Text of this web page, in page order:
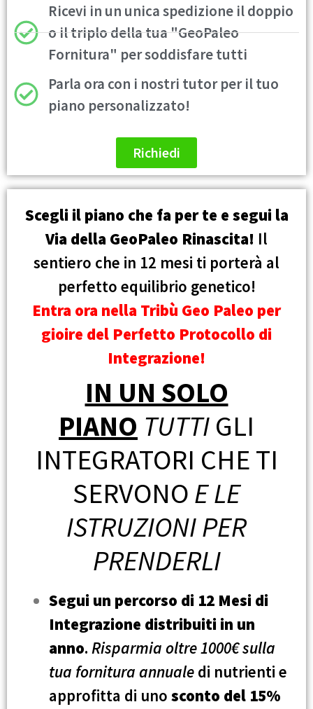
Ricevi in un unica spedizione il doppio
o il triplo della tua "GeoPaleo
Fornitura" per soddisfare tutti
Parla ora con i nostri tutor per il tuo
piano personalizzato!
Richiedi
Scegli il piano che fa per te e segui la
Via della GeoPaleo Rinascita! Il
sentiero che in 12 mesi ti porterà al
perfetto equilibrio genetico!
Entra ora nella Tribù Geo Paleo per
gioire del Perfetto Protocollo di
Integrazione!
IN UN SOLO
PIANO TUTTI GLI
INTEGRATORI CHE TI
SERVONO E LE
ISTRUZIONI PER
PRENDERLI
Segui un percorso di 12 Mesi di
Integrazione distribuiti in un
anno. Risparmia oltre 1000€ sulla
tua fornitura annuale di nutrienti e
approfitta di uno sconto del 15%